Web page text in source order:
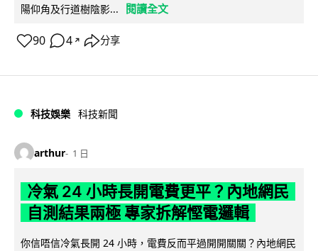
陽仰角及行道樹陰影...
閱讀全文
90 4 ↗ 分享
科技娛樂 科技新聞
arthur 1 日
冷氣 24 小時長開電費更平？內地網民
自測結果兩極 專家拆解慳電邏輯
你信唔信冷氣長開 24 小時，電費反而平過開開關關？內地網民